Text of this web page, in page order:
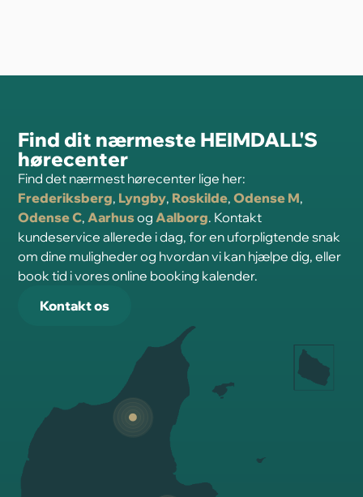
Find dit nærmeste HEIMDALL'S
hørecenter
Find det nærmest hørecenter lige her:
Frederiksberg, Lyngby, Roskilde,Odense M,
Odense C, Aarhusog Aalborg. Kontakt
kundeservice allerede i dag, for en uforpligtende snak
om dine muligheder og hvordan vi kan hjælpe dig, eller
book tid i vores online booking kalender.
Kontakt os